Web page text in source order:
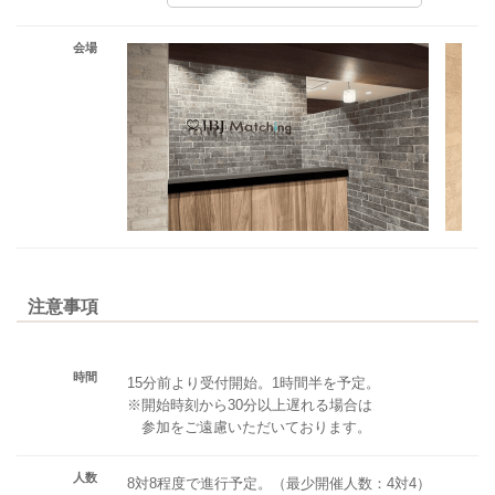
会場
注意事項
時間
15分前より受付開始。1時間半を予定。
※開始時刻から30分以上遅れる場合は
参加をご遠慮いただいております。
人数
8対8程度で進行予定。（最少開催人数：4対4）